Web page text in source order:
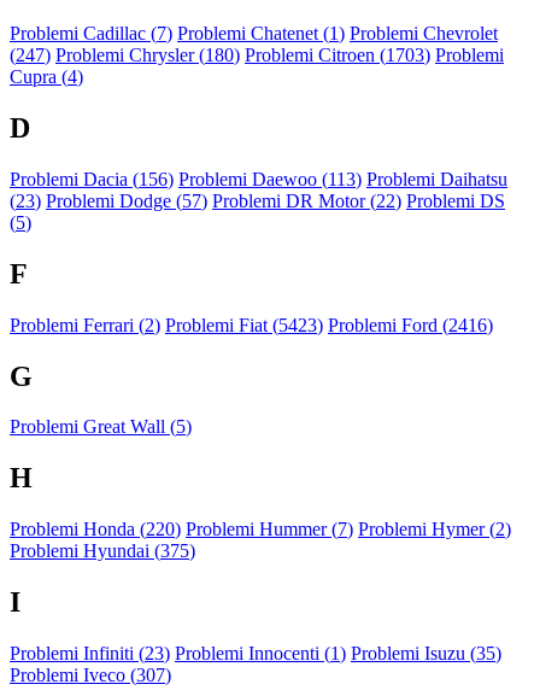
Problemi Cadillac (7) Problemi Chatenet (1) Problemi Chevrolet
(247) Problemi Chrysler (180) Problemi Citroen (1703) Problemi
Cupra (4)
D
Problemi Dacia (156) Problemi Daewoo (113) Problemi Daihatsu
(23) Problemi Dodge (57) Problemi DR Motor (22) Problemi DS
(5)
F
Problemi Ferrari (2) Problemi Fiat (5423) Problemi Ford (2416)
G
Problemi Great Wall (5)
H
Problemi Honda (220) Problemi Hummer (7) Problemi Hymer (2)
Problemi Hyundai (375)
I
Problemi Infiniti (23) Problemi Innocenti (1) Problemi Isuzu (35)
Problemi Iveco (307)